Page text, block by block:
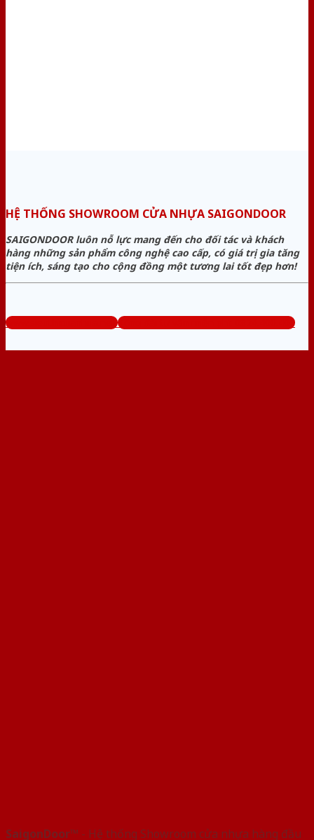
HỆ THỐNG SHOWROOM CỬA NHỰA SAIGONDOOR
SAIGONDOOR luôn nỗ lực mang đến cho đối tác và khách
hàng những sản phẩm công nghệ cao cấp, có giá trị gia tăng
tiện ích, sáng tạo cho cộng đồng một tương lai tốt đẹp hơn!
www.sieuthicuanhua.net Tổng đài tư vấn miễn phí: 0824.400.400
SaigonDoor™ - Hệ thống Showroom cửa nhựa hàng đầu